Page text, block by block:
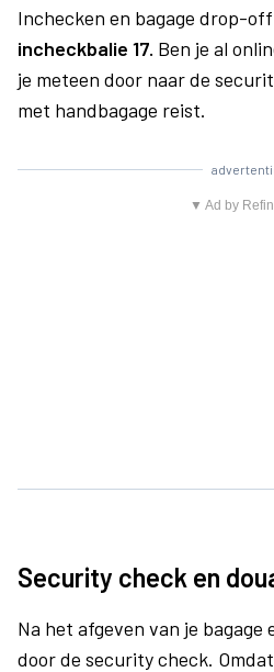
Inchecken en bagage drop-
incheckbalie 17. Ben je al
je meteen door naar de
met handbagage reist.
▼ Ad by
Security check en
Na het afgeven van je bagage
door de security check.